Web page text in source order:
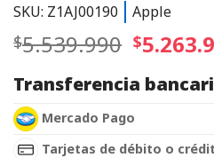
SKU: Z1AJ00190 Apple
$5.539.990 $
Transferencia
Mercado Pago
Tarjetas de débito o